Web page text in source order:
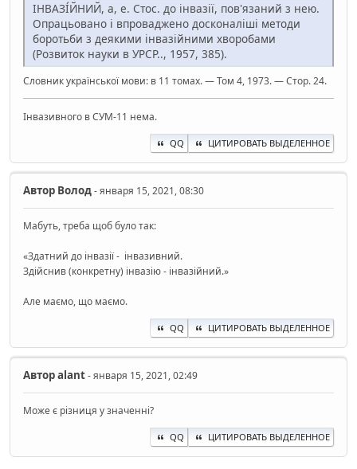
ІНВАЗІ́ЙНИЙ, а, е. Стос. до інвазії, пов'язаний з нею.
Опрацьовано і впроваджено досконаліші методи
боротьби з деякими інвазійними хворобами
(Розвиток науки в УРСР.., 1957, 385).
Словник української мови: в 11 томах. — Том 4, 1973. — Стор. 24.
Інвазивного в СУМ-11 нема.
QQ ЦИТИРОВАТЬ ВЫДЕЛЕННОЕ
Автор Волод- января 15, 2021, 08:30
Мабуть, треба щоб було так:
«Здатний до інвазії - інвазивний.
Здійснив (конкретну) інвазію - інвазійний.»
Але маємо, що маємо.
QQ ЦИТИРОВАТЬ ВЫДЕЛЕННОЕ
Авторalant- января 15, 2021, 02:49
Може є різниця у значенні?
QQ ЦИТИРОВАТЬ ВЫДЕЛЕННОЕ